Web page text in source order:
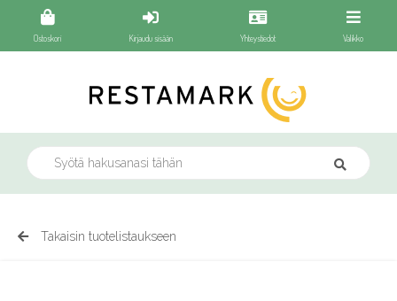
Takaisin tuotelistaukseen
Ostoskori Kirjaudu sisään Yhteystiedot Valikko